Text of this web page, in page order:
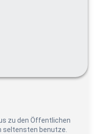
zu den Öffentlichen
seltensten benutze.